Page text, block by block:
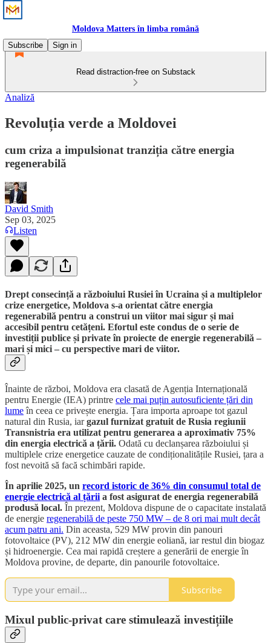
Moldova Matters în limba română
Subscribe
Sign in
Read distraction-free on Substack
Analiză
Revoluția verde a Moldovei
cum criza a impulsionat tranziția către energia
regenerabilă
David Smith
Sep 03, 2025
Listen
Drept consecință a războiului Rusiei în Ucraina și a multiplelor
crize energetice, Moldova s-a orientat către energia
regenerabilă pentru a construi un viitor mai sigur și mai
accesibil pentru cetățeni. Efortul este condus de o serie de
investiții publice și private în proiecte de energie regenerabilă –
mari și mici – cu perspective mari de viitor.
Înainte de război, Moldova era clasată de Agenția Internațională
pentru Energie (IEA) printre cele mai puțin autosuficiente țări din
lumeîn ceea ce privește energia. Țara importa aproape tot gazul
natural din Rusia, iargazul furnizat gratuit de Rusia regiunii
Transnistria era utilizat pentru generarea a aproximativ 75%
din energia electrică a țării. Odată cu declanșarea războiului și
multiplele crize energetice cauzate de condiționalitățile Rusiei, țara a
fost nevoită să facă schimbări rapide.
În aprilie 2025, un record istoric de 36% din consumul total de
energie electrică al țării a fost asigurat de energia regenerabilă
produsă local. În prezent, Moldova dispune de o capacitate instalată
de energie regenerabilă de peste 750 MW – de 8 ori mai mult decât
acum patru ani. Din aceasta, 529 MW provin din panouri
fotovoltaice (PV), 212 MW din energie eoliană, iar restul din biogaz
și hidroenergie. Cea mai rapidă creștere a generării de energie în
Moldova provine, de departe, din panourile fotovoltaice.
Subscribe
Mixul public-privat care stimulează investițiile